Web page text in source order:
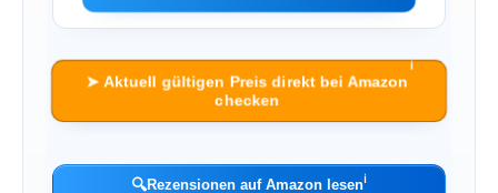
➤ Aktuell gültigen Preis direkt bei Amazon
checken
ℹ︎
🔍Rezensionen auf Amazon lesenℹ︎